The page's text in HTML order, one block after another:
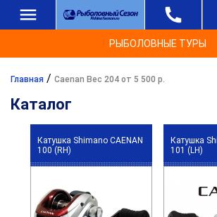
РЫБОЛОВНЫЕ ТУРЫ
Главная / Caenan Вес 204 от 5 500 р.
Каталог
Катушка Shimano CAENAN
100 (RH)
Катушка
101 (LH)